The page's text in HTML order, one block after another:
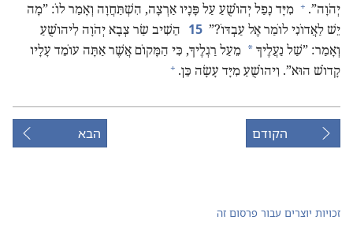
יְהֹוָה”‏.‏ + מִיָּד נָפַל יְהוֹשֻׁעַ עַל פָּנָיו אַרְצָה,‏ הִשְׁתַּחֲוָה וְאָמַר לוֹ:‏ ”‏מָה
יֵשׁ לַאֲדוֹנִי לוֹמַר אֶל עַבְדּוֹ?‏”‏ 15
הֵשִׁיב שַׂר צְבָא יְהֹוָה לִיהוֹשֻׁעַ
וְאָמַר:‏ ”‏שַׁל נַעֲלֶיךָ * מֵעַל רַגְלֶיךָ,‏ כִּי הַמָּקוֹם אֲשֶׁר אַתָּה עוֹמֵד עָלָיו
קָדוֹשׁ הוּא”‏.‏ וִיהוֹשֻׁעַ מִיָּד עָשָׂה כֵּן.‏ +
הקודם הבא
זכויות יוצרים עבור פרסום זה